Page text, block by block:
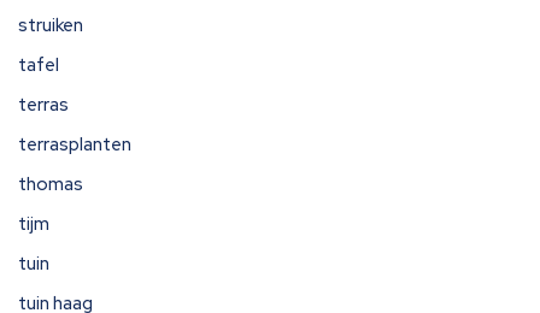
struiken
tafel
terras
terrasplanten
thomas
tijm
tuin
tuin haag